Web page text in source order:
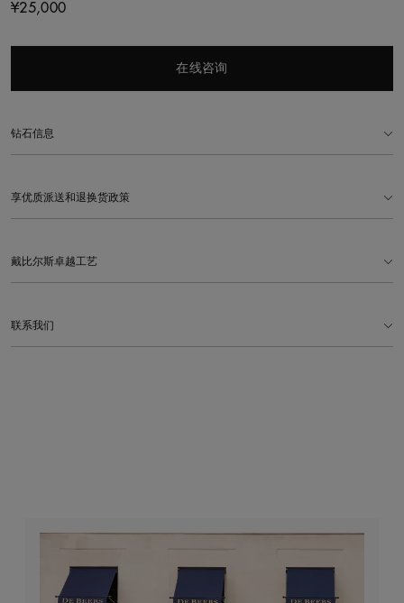
¥25,000
在线咨询
钻石信息
享优质派送和退换货政策
戴比尔斯卓越工艺
联系我们